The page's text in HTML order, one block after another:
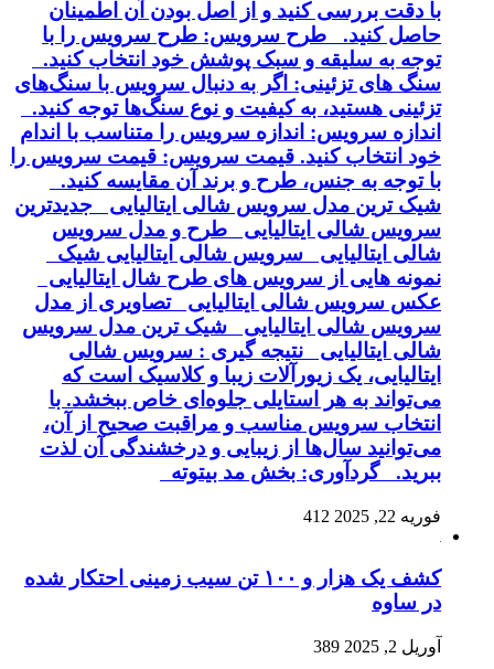
با دقت بررسی کنید و از اصل بودن آن اطمینان
حاصل کنید. طرح سرویس: طرح سرویس را با
توجه به سلیقه و سبک پوشش خود انتخاب کنید.
سنگ های تزئینی: اگر به دنبال سرویس با سنگ‌های
تزئینی هستید، به کیفیت و نوع سنگ‌ها توجه کنید.
اندازه سرویس: اندازه سرویس را متناسب با اندام
خود انتخاب کنید. قیمت سرویس: قیمت سرویس را
با توجه به جنس، طرح و برند آن مقایسه کنید.
شیک ترین مدل سرویس شالی ایتالیایی جدیدترین
سرویس شالی ایتالیایی طرح و مدل سرویس
شالی ایتالیایی سرویس شالی ایتالیایی شیک
نمونه هایی از سرویس های طرح شال ایتالیایی
عکس سرویس شالی ایتالیایی تصاویری از مدل
سرویس شالی ایتالیایی شیک ترین مدل سرویس
شالی ایتالیایی نتیجه گیری : سرویس شالی
ایتالیایی، یک زیورآلات زیبا و کلاسیک است که
می‌تواند به هر استایلی جلوه‌ای خاص ببخشد. با
انتخاب سرویس مناسب و مراقبت صحیح از آن،
می‌توانید سال‌ها از زیبایی و درخشندگی آن لذت
ببرید. گردآوری: بخش مد بیتوته
فوریه 22, 2025 412
کشف یک هزار و ۱۰۰ تن سیب زمینی احتکار شده
در ساوه
آوریل 2, 2025 389